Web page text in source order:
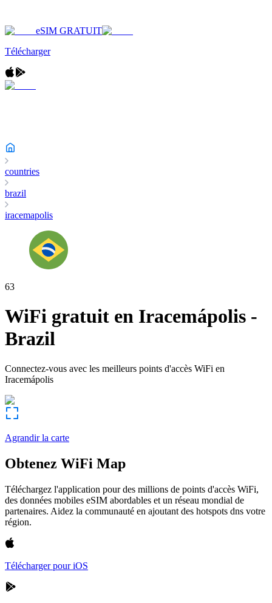
eSIM GRATUIT
Télécharger
countries
brazil
iracemapolis
63
WiFi gratuit en Iracemápolis -
Brazil
Connectez-vous avec les meilleurs points d'accès WiFi en
Iracemápolis
Agrandir la carte
Obtenez WiFi Map
Téléchargez l'application pour des millions de points d'accès WiFi,
des données mobiles eSIM abordables et un réseau mondial de
partenaires. Aidez la communauté en ajoutant des hotspots dns votre
région.
Télécharger pour iOS